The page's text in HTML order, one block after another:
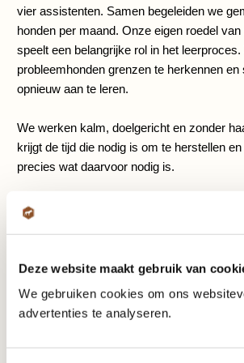
Deze website maakt gebruik van
We gebruiken cookies om ons
advertenties te analyseren.
vier assistenten. Samen begeleiden we
honden per maand. Onze eigen roedel
speelt een belangrijke rol in het leerproces.
probleemhonden grenzen te herkennen en
opnieuw aan te leren.
We werken kalm, doelgericht en zonder
krijgt de tijd die nodig is om te herstellen
precies wat daarvoor nodig is.
opgeloste
"We zijn er nog niet,
echt een enorme